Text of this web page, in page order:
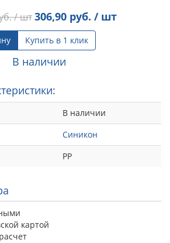
/ шт 306,90руб. / шт
Купить в 1 клик
В наличии
В наличии
Синикон
РР
картой